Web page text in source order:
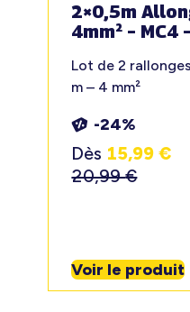
2×0,5m
4mm² – MC4
Lot de 2
m – 4 mm²
-24%
Dès 15,99€
20,99€
Voir le produit